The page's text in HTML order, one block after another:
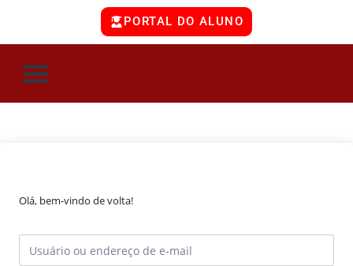
PORTAL DO ALUNO
Olá, bem-vindo de volta!